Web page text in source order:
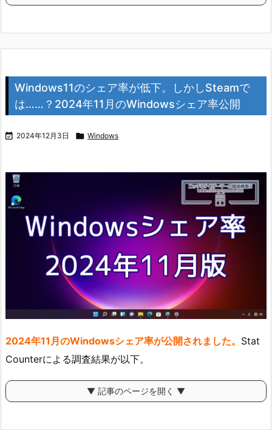
Windows11のシェア率が低下。しかしSteamで
は……？2024年11月のWindowsシェア率公開
 2024年12月3日  Windows
2024年11月のWindowsシェア率が公開されました。 Stat
Counterによる調査結果が以下。
▼ 記事のページを開く ▼